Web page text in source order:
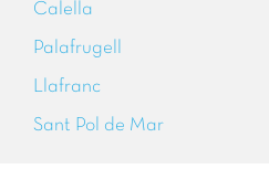
Calella
Palafrugell
Llafranc
Sant Pol de Mar